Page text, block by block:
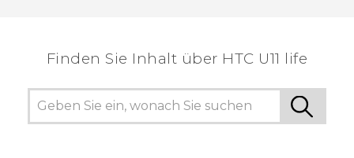
Finden Sie Inhalt über‎ HTC U11 life